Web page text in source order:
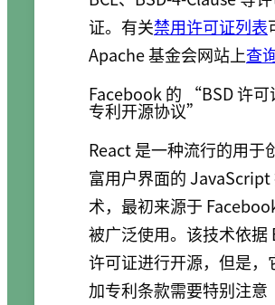
证。有关禁用许可证列表
Apache 基金会网站上查
Facebook 的 “BSD 许可
专利开源协议”
React 是一种流行的用于
富用户界面的 JavaScript
术，最初来源于
被广泛使用。该技术依据
许可证进行开源，但是，
加专利条款需要特别注意